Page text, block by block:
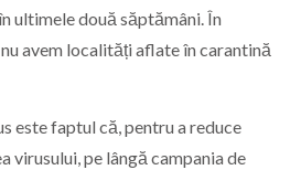
ultimele două săptămâni. În
avem localități aflate în carantină
este faptul că, pentru a reduce
virusului, pe lângă campania de